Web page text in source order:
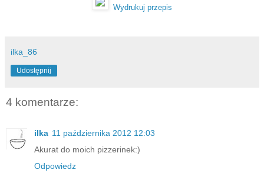
Wydrukuj przepis
ilka_86
Udostępnij
4 komentarze:
ilka 11 października 2012 12:03
Akurat do moich pizzerinek:)
Odpowiedz